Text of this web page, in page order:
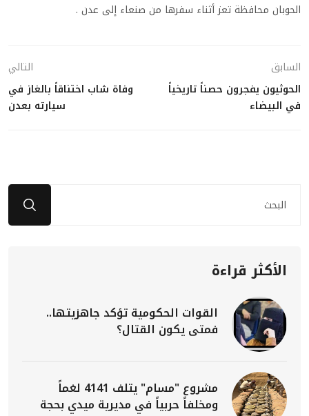
الحوبان محافظة تعز أثناء سفرها من صنعاء إلى عدن .
السابق
الحوثيون يفجرون حصناً تاريخياً
في البيضاء
التالي
وفاة شاب اختناقاً بالغاز في
سيارته بعدن
الأكثر قراءة
القوات الحكومية تؤكد جاهزيتها..
فمتى يكون القتال؟
مشروع "مسام" يتلف 4141 لغماً
ومخلفاً حربياً في مديرية ميدي بحجة